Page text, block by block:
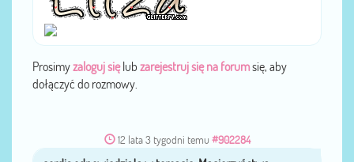
Prosimyzaloguj sięlub zarejestruj się na forumsię, aby
dołączyć do rozmowy.
12 lata 3 tygodni temu #902284